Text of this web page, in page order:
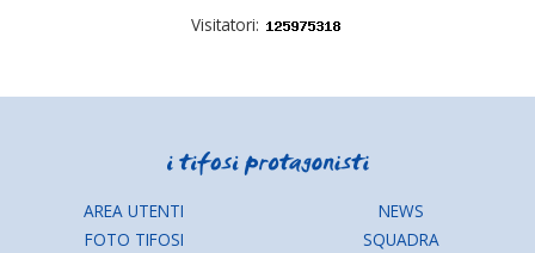
Visitatori:
AREA UTENTI
FOTO TIFOSI
NEWS
SQUADRA